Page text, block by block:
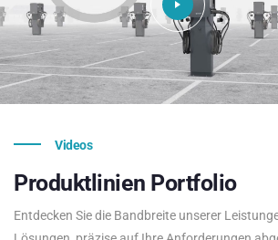
Videos
Produktlinien Portfolio
Entdecken Sie die Bandbreite unserer